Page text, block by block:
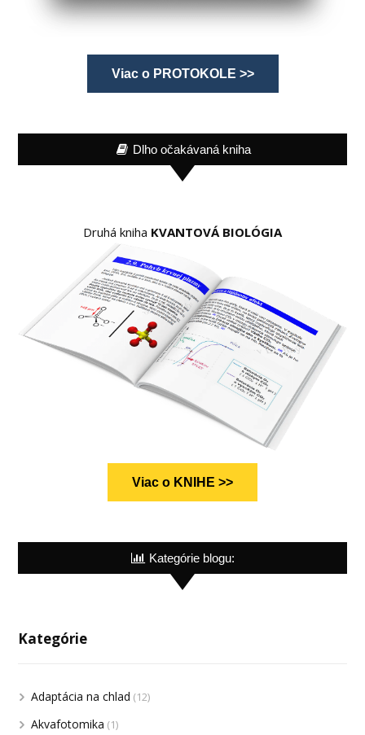
Viac o PROTOKOLE >>
Dlho očakávaná kniha
Druhá kniha KVANTOVÁ BIOLÓGIA
Viac o KNIHE >>
Kategórie blogu:
Kategórie
Adaptácia na chlad (12)
Akvafotomika (1)